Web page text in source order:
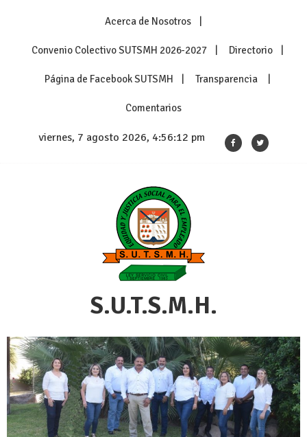
Acerca de Nosotros
Convenio Colectivo SUTSMH 2026-2027 Directorio
Página de Facebook SUTSMH Transparencia
Comentarios
viernes, 7 agosto 2026, 4:56:13 pm
S.U.T.S.M.H.